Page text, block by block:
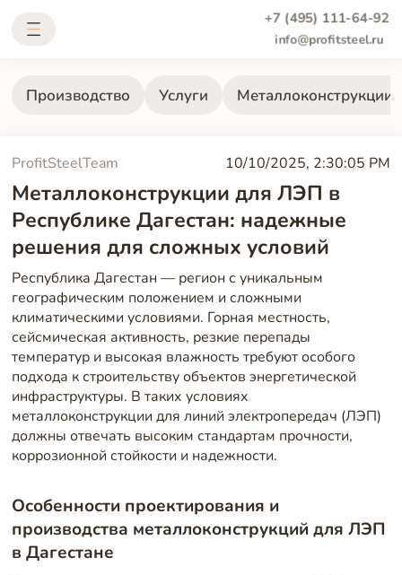
+7 (495) 111-64-92
info@profitsteel.ru
Производство Услуги Металлоконструкции
ProfitSteelTeam 10/10/2025, 2:30:05 PM
Металлоконструкции для ЛЭП в
Республике Дагестан: надежные
решения для сложных условий
Республика Дагестан — регион с уникальным
географическим положением и сложными
климатическими условиями. Горная местность,
сейсмическая активность, резкие перепады
температур и высокая влажность требуют особого
подхода к строительству объектов энергетической
инфраструктуры. В таких условиях
металлоконструкции для линий электропередач (ЛЭП)
должны отвечать высоким стандартам прочности,
коррозионной стойкости и надежности.
Особенности проектирования и
производства металлоконструкций для ЛЭП
в Дагестане